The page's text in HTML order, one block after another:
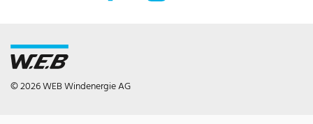
© 2026 WEB Windenergie AG